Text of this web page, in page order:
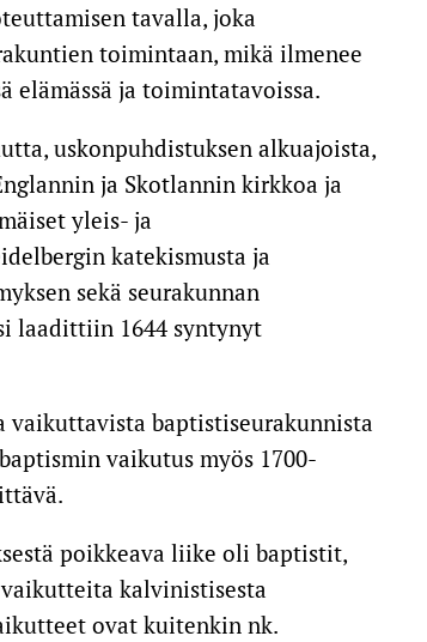
tavalla, joka
toimintaan, mikä ilmenee
elämässä ja toimintatavoissa.
uskonpuhdistuksen alkuajoista,
ja Skotlannin kirkkoa ja
yleis- ja
katekismusta ja
sekä seurakunnan
laadittiin 1644 syntynyt
vaikuttavista baptistiseurakunnista
vaikutus myös 1700-
poikkeava liike oli baptistit,
kalvinistisesta
ovat kuitenkin nk.